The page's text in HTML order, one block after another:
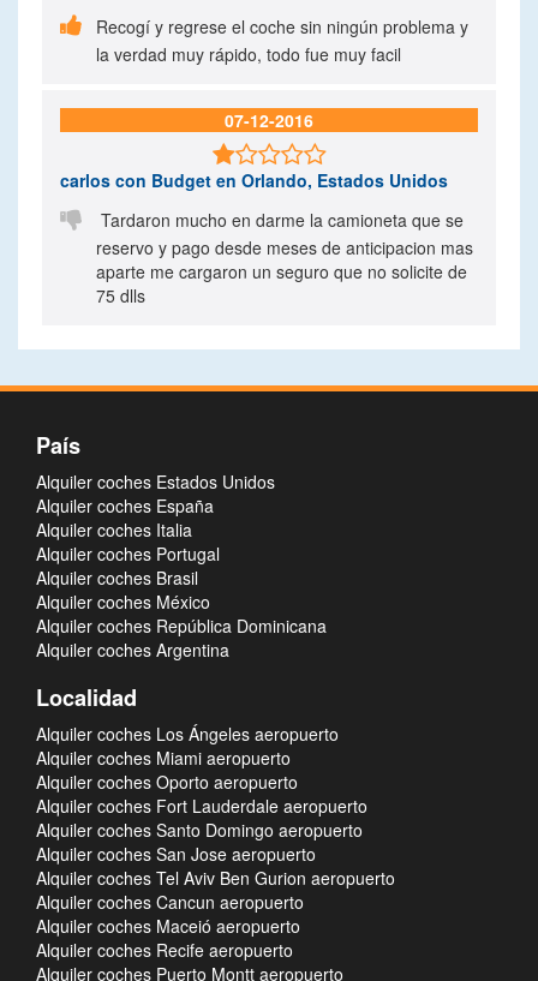

Recogí y regrese el coche sin ningún problema y
la verdad muy rápido, todo fue muy facil
07-12-2016

carlos con Budget en Orlando, Estados Unidos

Tardaron mucho en darme la camioneta que se
reservo y pago desde meses de anticipacion mas
aparte me cargaron un seguro que no solicite de
75 dlls
País
Alquiler coches Estados Unidos
Alquiler coches España
Alquiler coches Italia
Alquiler coches Portugal
Alquiler coches Brasil
Alquiler coches México
Alquiler coches República Dominicana
Alquiler coches Argentina
Localidad
Alquiler coches Los Ángeles aeropuerto
Alquiler coches Miami aeropuerto
Alquiler coches Oporto aeropuerto
Alquiler coches Fort Lauderdale aeropuerto
Alquiler coches Santo Domingo aeropuerto
Alquiler coches San Jose aeropuerto
Alquiler coches Tel Aviv Ben Gurion aeropuerto
Alquiler coches Cancun aeropuerto
Alquiler coches Maceió aeropuerto
Alquiler coches Recife aeropuerto
Alquiler coches Puerto Montt aeropuerto